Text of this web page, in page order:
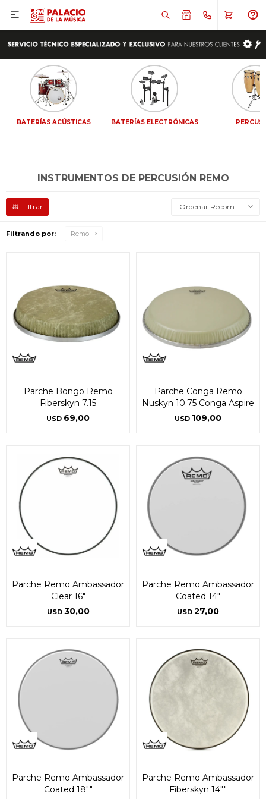

BATERÍAS ACÚSTICAS BATERÍAS ELECTRÓNICAS
INSTRUMENTOS DE PERCUSIÓN REMO
Recomendados
Filtrando por: Remo
Parche Bongo Remo
Fiberskyn 7.15
USD 69,00
Parche Conga Remo
Nuskyn 10.75 Conga Aspire
USD 109,00
Parche Remo Ambassador
Clear 16"
USD 30,00
Parche Remo Ambassador
Coated 14"
USD 27,00
Parche Remo Ambassador
Coated 18""
Parche Remo Ambassador
Fiberskyn 14""
¡Sumate a la forma más ágil de
¡Sumate a la forma más ágil de